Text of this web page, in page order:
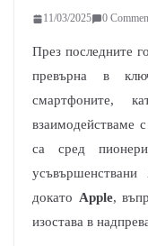
11/03/2025 0
През последните
превърна в
смартфоните,
взаимодействаме
са сред
докато Apple,
изостава в